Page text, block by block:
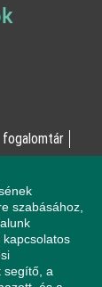
fogalomtár
szabásához,
segítő, a